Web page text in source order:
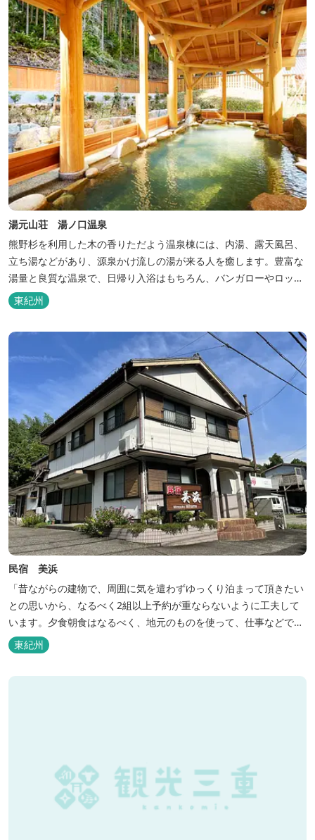
湯元山荘 湯ノ口温泉
熊野杉を利用した木の香りただよう温泉棟には、内湯、露天風呂、
立ち湯などがあり、源泉かけ流しの湯が来る人を癒します。豊富な
湯量と良質な温泉で、日帰り入浴はもちろん、バンガローやロッジ
などの宿泊施設も備えているので、宿泊しながらゆったりと温泉を
楽しむ人も多いです。
東紀州
民宿 美浜
「昔ながらの建物で、周囲に気を遣わずゆっくり泊まって頂きたい
との思いから、なるべく2組以上予約が重ならないように工夫して
います。夕食朝食はなるべく、地元のものを使って、仕事などで連
泊の方には日替わりでご用意します。」オーナー様談。もし重なっ
た場合は、ごめんなさい。
東紀州